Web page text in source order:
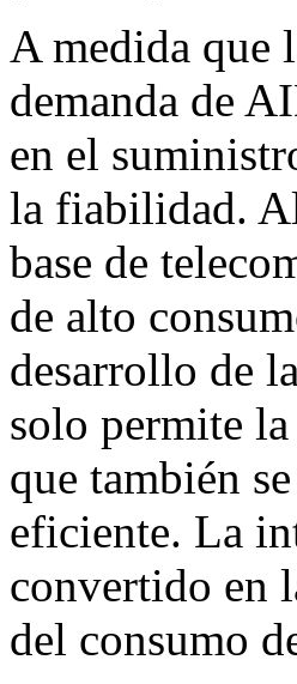
A medida que
demanda de
en el
la fiabilidad.
base de
de alto
desarrollo de
solo permite
que también
eficiente. La
convertido en
del consumo